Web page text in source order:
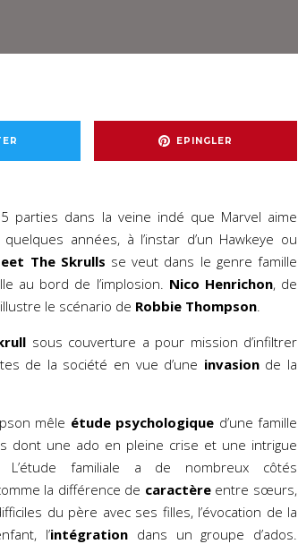
EPINGLER
parties dans la veine indé que Marvel aime
années, à l’instar d’un Hawkeye ou
The Skrulls se veut dans le genre famille
au bord de l’implosion. Nico Henrichon, de
le scénario de Robbie Thompson.
sous couverture a pour mission d’infiltrer
de la société en vue d’une invasionde la
mêle étude psychologique d’une famille
dont une ado en pleine crise et une intrigue
L’étude familiale a de nombreux côtés
la différence de caractèreentre sœurs,
du père avec ses filles, l’évocation de la
l’intégration dans un groupe d’ados.